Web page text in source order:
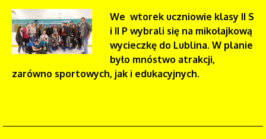
We wtorek uczniowie klasy II S
i II P wybrali się na mikołajkową
wycieczkę do Lublina. W planie
było mnóstwo atrakcji,
zarówno sportowych, jak i edukacyjnych.